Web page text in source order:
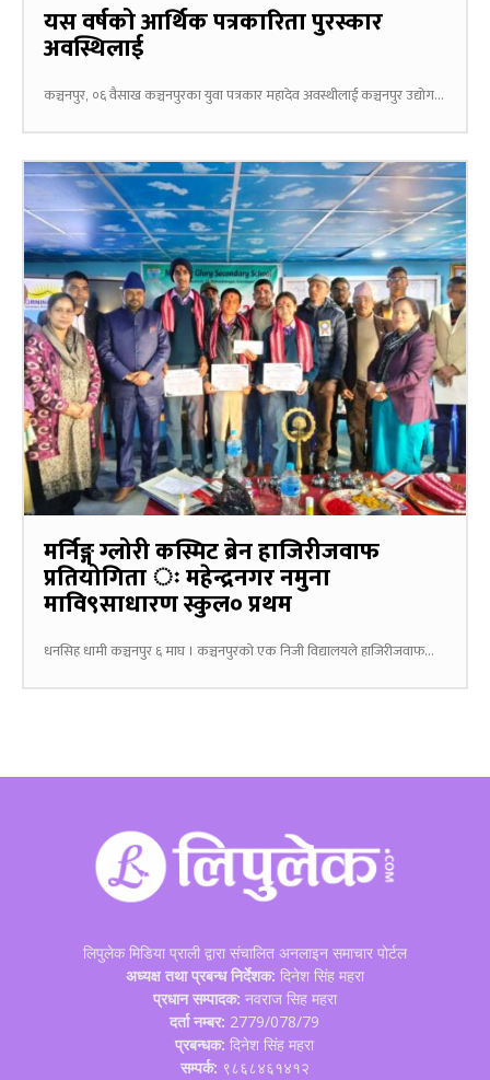
यस वर्षको आर्थिक पत्रकारिता पुरस्कार
अवस्थिलाई
कञ्चनपुर, ०६ वैसाख कञ्चनपुरका युवा पत्रकार महादेव अवस्थीलाई कञ्चनपुर उद्योग...
मर्निङ्ग ग्लोरी कस्मिट ब्रेन हाजिरीजवाफ
प्रतियोगिता ः महेन्द्रनगर नमुना
मावि९साधारण स्कुल० प्रथम
धनसिह धामी कञ्चनपुर ६ माघ । कञ्चनपुरको एक निजी विद्यालयले हाजिरीजवाफ...
लिपुलेक मिडिया प्राली द्वारा संचालित अनलाइन समाचार पोर्टल
अध्यक्ष तथा प्रबन्ध निर्देशक: दिनेश सिंह महरा
प्रधान सम्पादक: नवराज सिह महरा
दर्ता नम्बर: 2779/078/79
प्रबन्धक: दिनेश सिंह महरा
सम्पर्क: ९८६८४६१४१२